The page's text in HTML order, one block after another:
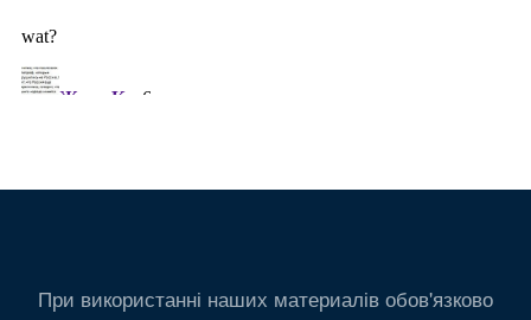
При використанні наших материалів обов'язково